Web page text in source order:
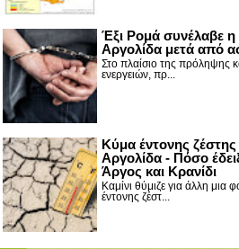
Έξι Ρομά συνέλαβε η
Αργολίδα μετά από
Στο πλαίσιο της πρόληψης
ενεργειών, πρ...
Κύμα έντονης
Αργολίδα - Πόσο
Άργος και Κρανίδι
Καμίνι θύμιζε για άλλη
έντονης ζέστ...